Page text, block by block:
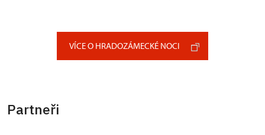
VÍCE O HRADOZÁMECKÉ NOCI
Partneři